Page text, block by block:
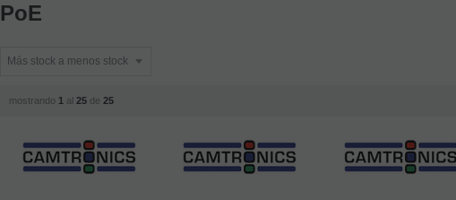
PoE
mostrando 1 al 25 de 25